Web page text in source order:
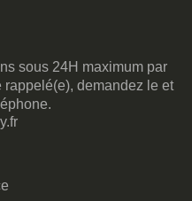
sous 24H maximum par
demandez le et